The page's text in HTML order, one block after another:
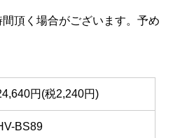
頂く場合がございます。予め
円(税2,240円)
BS89